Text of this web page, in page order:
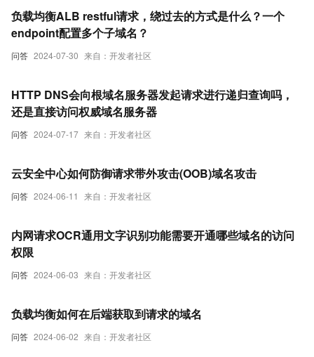
问答 2024-07-30 来自：开发者社区
负载均衡ALB restful请求，绕过去的方式是什么？一个
endpoint配置多个子域名？
问答 2024-07-17 来自：开发者社区
HTTP DNS会向根域名服务器发起请求进行递归查询吗，
还是直接访问权威域名服务器
问答 2024-06-11 来自：开发者社区
云安全中心如何防御请求带外攻击(OOB)域名攻击
问答 2024-06-03 来自：开发者社区
内网请求OCR通用文字识别功能需要开通哪些域名的访问
权限
问答 2024-06-02 来自：开发者社区
负载均衡如何在后端获取到请求的域名